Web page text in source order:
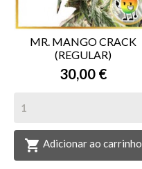
MR. MANGO CRACK
(REGULAR)
30,00 €
 Adicionar ao carrinho